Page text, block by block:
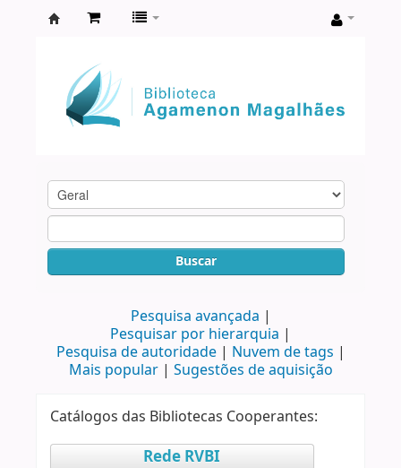
Agamenon
Magalhães
Buscar
Pesquisa avançada
Pesquisar por hierarquia
Pesquisa de autoridade
Nuvem de tags
Mais popular
Sugestões de aquisição
Catálogos das Bibliotecas Cooperantes:
Rede RVBI